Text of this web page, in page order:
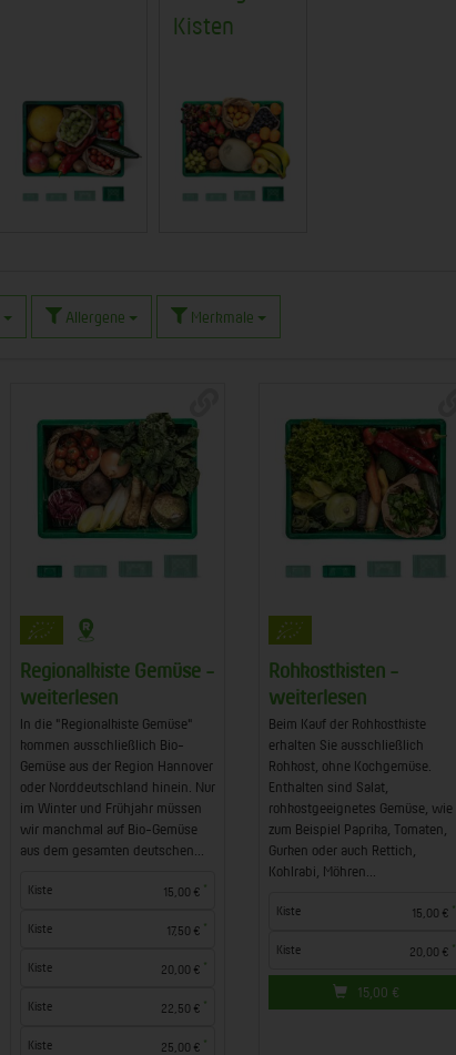
Kisten
Allergene Merkmale
Regionalkiste Gemüse -
weiterlesen
In die "Regionalkiste Gemüse"
kommen ausschließlich Bio-
Gemüse aus der Region Hannover
oder Norddeutschland hinein. Nur
im Winter und Frühjahr müssen
wir manchmal auf Bio-Gemüse
aus dem gesamten deutschen...
Kiste 15,00 € *
Kiste 17,50 € *
Kiste 20,00 € *
Kiste 22,50 € *
Kiste 25,00 € *
Rohkostkisten -
weiterlesen
Beim Kauf der Rohkostkiste
erhalten Sie ausschließlich
Rohkost, ohne Kochgemüse.
Enthalten sind Salat,
rohkostgeeignetes Gemüse, wie
zum Beispiel Paprika, Tomaten,
Gurken oder auch Rettich,
Kohlrabi, Möhren...
Kiste 15,00 € *
Kiste 20,00 € *
15,00 €